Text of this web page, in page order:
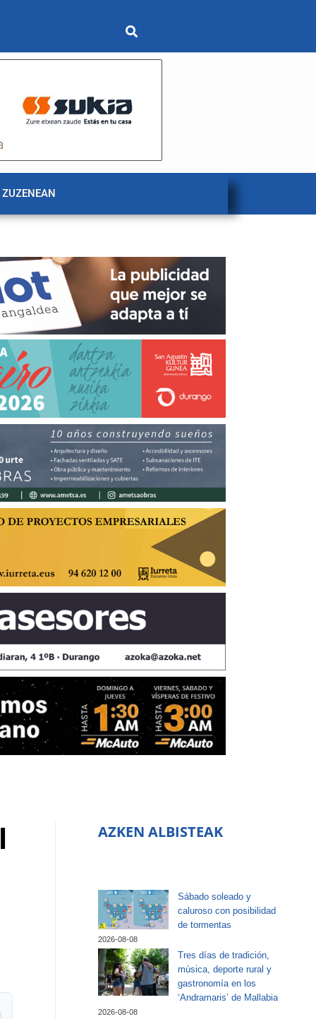
AZKEN ALBISTEAK
Sábado soleado y
caluroso con posibilidad
de tormentas
2026-08-08
Tres días de tradición,
música, deporte rural y
gastronomía en los
‘Andramaris’ de Mallabia
2026-08-08